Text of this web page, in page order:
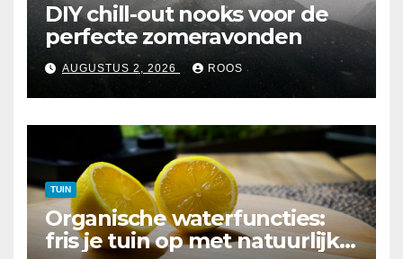
DIY chill-out nooks voor de
perfecte zomeravonden
AUGUSTUS 2, 2026 ROOS
TUIN
Organische waterfuncties:
fris je tuin op met natuurlijke